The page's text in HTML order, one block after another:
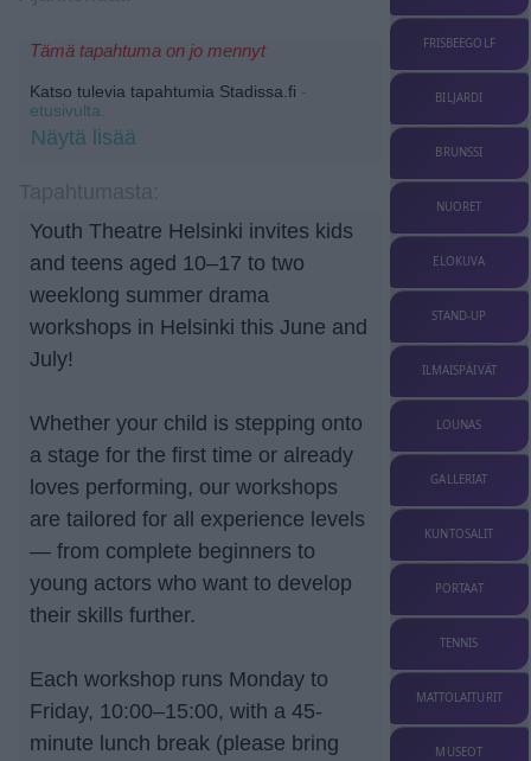
Tämä tapahtuma on jo mennyt
Katso tulevia tapahtumia Stadissa.fi -
etusivulta.
Näytä lisää
Youth Theatre Helsinki invites kids
and teens aged 10–17 to two
weeklong summer drama
workshops in Helsinki this June and
July!
Whether your child is stepping onto
a stage for the first time or already
loves performing, our workshops
are tailored for all experience levels
— from complete beginners to
young actors who want to develop
their skills further.
Each workshop runs Monday to
Friday, 10:00–15:00, with a 45-
minute lunch break (please bring
FRISBEEGOLF
BILJARDI
BRUNSSI
NUORET
ELOKUVA
STAND-UP
ILMAISPÄIVÄT
LOUNAS
GALLERIAT
KUNTOSALIT
PORTAAT
TENNIS
MATTOLAITURIT
MUSEOT